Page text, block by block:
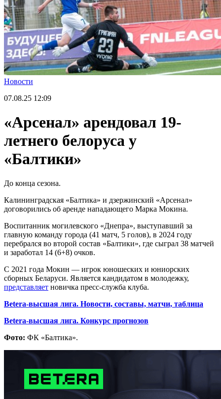
Новости
07.08.25 12:09
«Арсенал» арендовал 19-
летнего белоруса у
«Балтики»
До конца сезона.
Калининградская «Балтика» и дзержинский «Арсенал»
договорились об аренде нападающего Марка Мокина.
Воспитанник могилевского «Днепра», выступавший за
главную команду города (41 матч, 5 голов), в 2024 году
перебрался во второй состав «Балтики», где сыграл 38 матчей
и заработал 14 (6+8) очков.
С 2021 года Мокин — игрок юношеских и юниорских
сборных Беларуси. Является кандидатом в молодежку,
представляет новичка пресс-служба клуба.
Betera-высшая лига. Новости, составы, матчи, таблица
Betera-высшая лига. Конкурс прогнозов
Фото: ФК «Балтика».